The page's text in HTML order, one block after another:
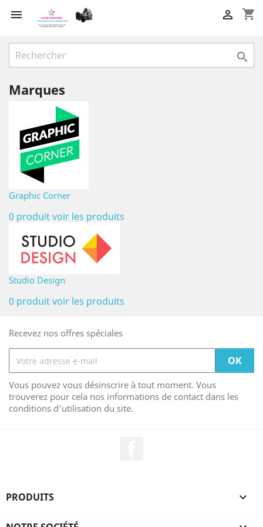
 shopping_cart


Marques
Graphic Corner
0 produitvoir les produits
Studio Design
0 produitvoir les produits
Recevez nos offres spéciales
Vous pouvez vous désinscrire à tout moment. Vous
trouverez pour cela nos informations de contact dans les
conditions d'utilisation du site.
PRODUITS 